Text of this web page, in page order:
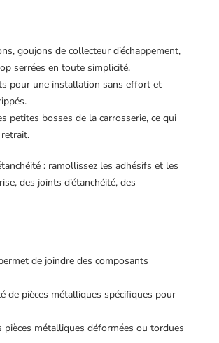
goujons de collecteur d’échappement,
serrées en toute simplicité.
pour une installation sans effort et
petites bosses de la carrosserie, ce qui
: ramollissez les adhésifs et les
des joints d’étanchéité, des
de joindre des composants
de pièces métalliques spécifiques pour
métalliques déformées ou tordues